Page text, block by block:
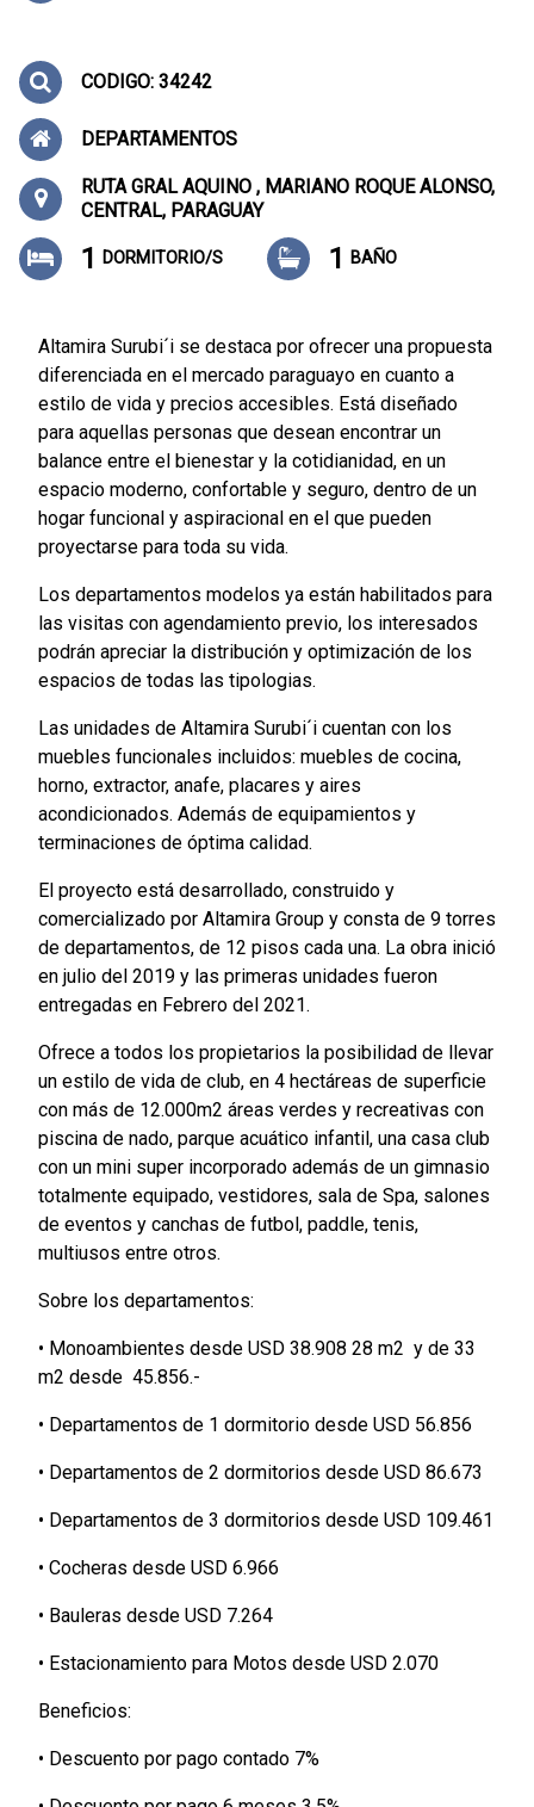
CODIGO: 34242
DEPARTAMENTOS
RUTA GRAL AQUINO , MARIANO ROQUE ALONSO,
CENTRAL, PARAGUAY
1 DORMITORIO/S 1 BAÑO
Altamira Surubi´i se destaca por ofrecer una propuesta
diferenciada en el mercado paraguayo en cuanto a
estilo de vida y precios accesibles. Está diseñado
para aquellas personas que desean encontrar un
balance entre el bienestar y la cotidianidad, en un
espacio moderno, confortable y seguro, dentro de un
hogar funcional y aspiracional en el que pueden
proyectarse para toda su vida.
Los departamentos modelos ya están habilitados para
las visitas con agendamiento previo, los interesados
podrán apreciar la distribución y optimización de los
espacios de todas las tipologias.
Las unidades de Altamira Surubi´i cuentan con los
muebles funcionales incluidos: muebles de cocina,
horno, extractor, anafe, placares y aires
acondicionados. Además de equipamientos y
terminaciones de óptima calidad.
El proyecto está desarrollado, construido y
comercializado por Altamira Group y consta de 9 torres
de departamentos, de 12 pisos cada una. La obra inició
en julio del 2019 y las primeras unidades fueron
entregadas en Febrero del 2021.
Ofrece a todos los propietarios la posibilidad de llevar
un estilo de vida de club, en 4 hectáreas de superficie
con más de 12.000m2 áreas verdes y recreativas con
piscina de nado, parque acuático infantil, una casa club
con un mini super incorporado además de un gimnasio
totalmente equipado, vestidores, sala de Spa, salones
de eventos y canchas de futbol, paddle, tenis,
multiusos entre otros.
Sobre los departamentos:
• Monoambientes desde USD 38.908 28 m2 y de 33
m2 desde 45.856.-
• Departamentos de 1 dormitorio desde USD 56.856
• Departamentos de 2 dormitorios desde USD 86.673
• Departamentos de 3 dormitorios desde USD 109.461
• Cocheras desde USD 6.966
• Bauleras desde USD 7.264
• Estacionamiento para Motos desde USD 2.070
Beneficios:
• Descuento por pago contado 7%